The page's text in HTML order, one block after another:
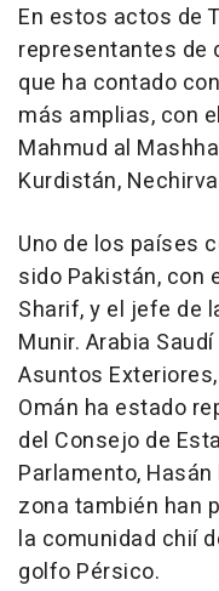
En estos actos de
representantes de
que ha contado
más amplias, con
Mahmud al
Kurdistán,
Uno de los países
sido Pakistán, con
Sharif, y el jefe de
Munir. Arabia
Asuntos
Omán ha estado
del Consejo de
Parlamento,
zona también han
la comunidad chií
golfo Pérsico.